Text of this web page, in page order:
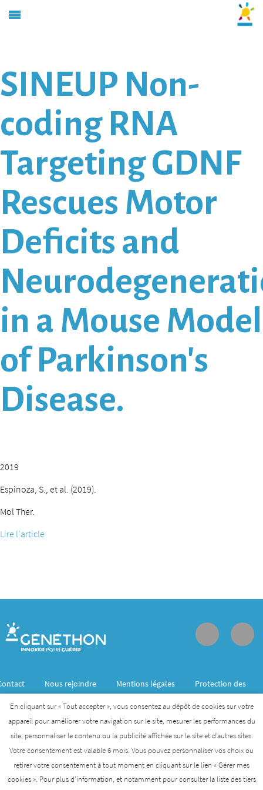
SINEUP Non-
coding RNA
Targeting GDNF
Rescues Motor
Deficits and
in a Mouse Model
of Parkinson’s
Disease.
2019
Espinoza, S., et al. (2019).
Mol Ther.
Lire l'article
Nous rejoindre Mentions légales
Protection des
Généthon est membre de l’Institut des biothérapies
des maladies rares créé par l’AFM- Téléthon
AFM-TÉLÉTHON INSTITUT DES BIOTHÉRAPIES
En cliquant sur « Tout accepter », vous consentez au dépôt de cookies sur votre
appareil pour améliorer votre navigation sur le site, mesurer les performances du
site, personnaliser le contenu ou la publicité affichée sur le site et d’autres sites.
Votre consentement est valable 6 mois. Vous pouvez personnaliser vos choix ou
retirer votre consentement à tout moment en cliquant sur le lien « Gérer mes
cookies ». Pour plus d’information, et notamment pour consulter la liste des tiers